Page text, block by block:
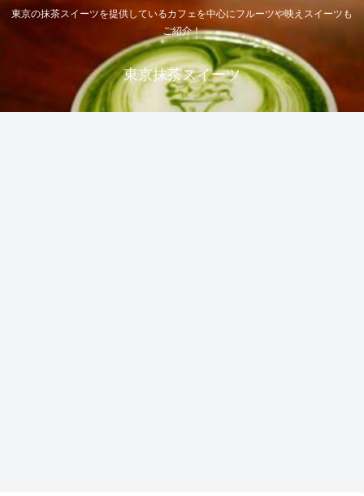
東京の抹茶スイーツを提供しているカフェを中心にフルーツや映えスイーツも
ご紹介！
東京抹茶スイーツ